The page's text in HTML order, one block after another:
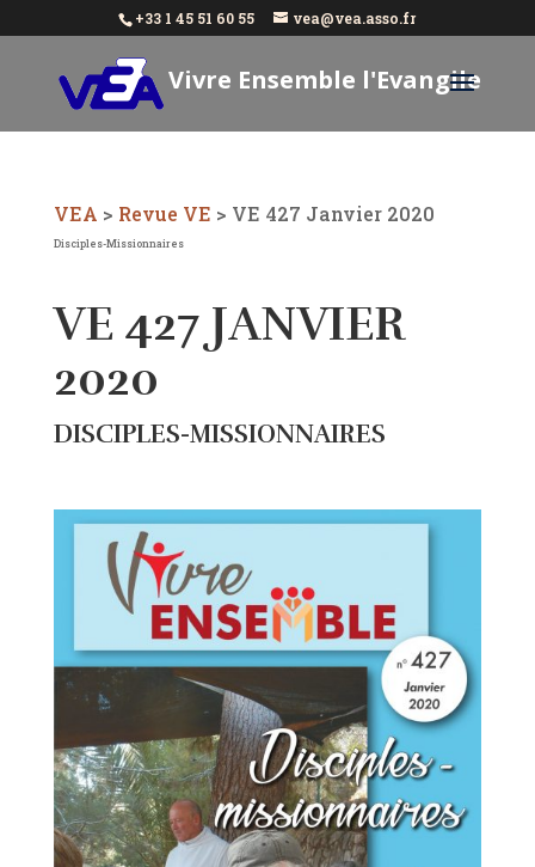
+33 1 45 51 60 55 vea@vea.asso.fr
Vivre Ensemble l'Evangile
VEA > Revue VE > VE 427 Janvier 2020
Disciples-Missionnaires
VE 427 JANVIER
2020
DISCIPLES-MISSIONNAIRES